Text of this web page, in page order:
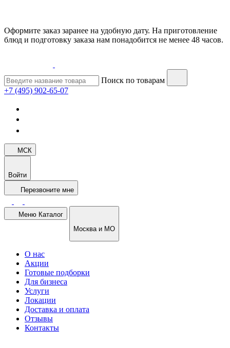
Оформите заказ заранее на удобную дату. На приготовление
блюд и подготовку заказа нам понадобится не менее 48 часов.
Поиск по товарам
+7 (495) 902-65-07
МСК
Войти
Перезвоните мне
Меню Каталог
Москва и МО
О нас
Акции
Готовые подборки
Для бизнеса
Услуги
Локации
Доставка и оплата
Отзывы
Контакты